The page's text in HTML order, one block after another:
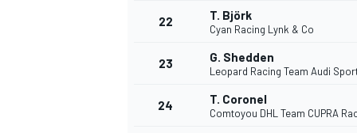
22 T. Björk
Cyan Racing Lynk & Co
23 G. Shedden
Leopard Racing Team Audi
24 T. Coronel
Comtoyou DHL Team CUPRA